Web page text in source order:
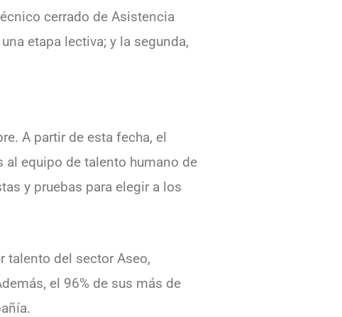
cerrado de Asistencia
etapa lectiva; y la segunda,
A partir de esta fecha, el
equipo de talento humano de
y pruebas para elegir a los
talento del sector Aseo,
el 96% de sus más de